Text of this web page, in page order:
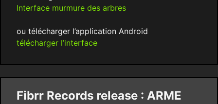
Interface murmure des arbres
ou télécharger l’application Android
télécharger l’interface
Fibrr Records release : ARME